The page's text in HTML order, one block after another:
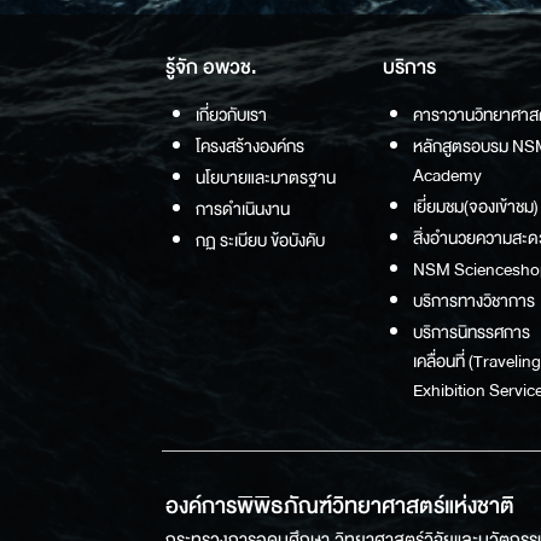
รู้จัก อพวช.
เกี่ยวกับเรา
โครงสร้างองค์กร
นโยบายและมาตรฐาน
การดำเนินงาน
กฏ ระเบียบ ข้อบังคับ
บริการ
คาราวานวิทยาศา
หลักสูตรอบรม
Academy
เยี่ยมชม(จองเข้าชม)
สิ่งอำนวยความสะ
NSM
บริการทางวิชาการ
บริการนิทรรศการ
เคลื่อนที่ (Traveling
Exhibition
องค์การพิพิธภัณฑ์วิทยาศาสตร์แห่งชาติ